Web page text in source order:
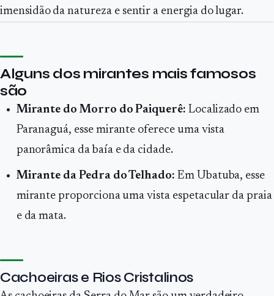
imensidão da natureza e sentir a energia do lugar.
Alguns dos mirantes mais famosos
são
Mirante do Morro do Paiquerê: Localizado em
Paranaguá, esse mirante oferece uma vista
panorâmica da baía e da cidade.
Mirante da Pedra do Telhado: Em Ubatuba, esse
mirante proporciona uma vista espetacular da praia
e da mata.
Cachoeiras e Rios Cristalinos